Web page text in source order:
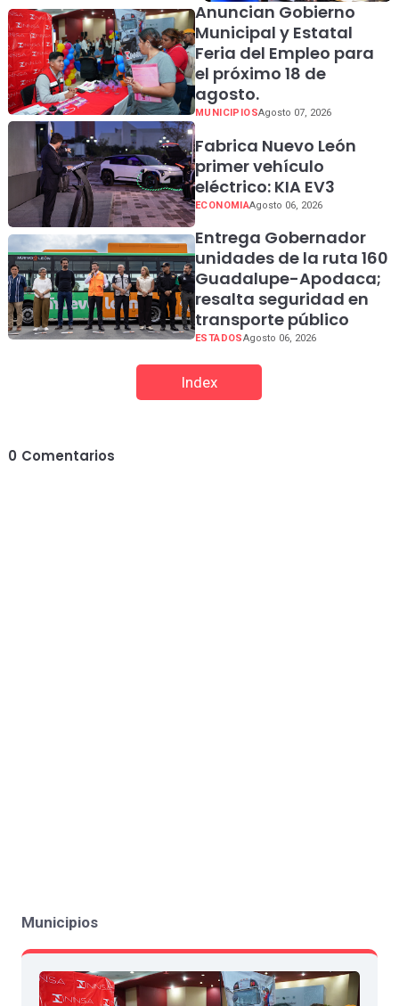
Anuncian Gobierno
Municipal y Estatal
Feria del Empleo para
el próximo 18 de
agosto.
MUNICIPIOSAgosto 07, 2026
Fabrica Nuevo León
primer vehículo
eléctrico: KIA EV3
ECONOMIAAgosto 06, 2026
Entrega Gobernador
unidades de la ruta 160
Guadalupe-Apodaca;
resalta seguridad en
transporte público
ESTADOSAgosto 06, 2026
Index
0 Comentarios
Municipios